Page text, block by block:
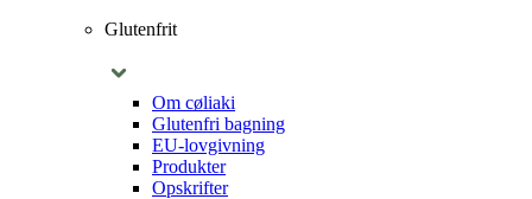
Glutenfrit
Om cøliaki
Glutenfri bagning
EU-lovgivning
Produkter
Opskrifter